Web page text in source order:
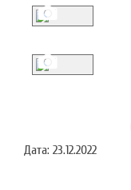
Дата: 23.12.2022